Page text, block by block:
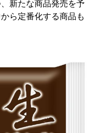
新たな商品発売を予
ら定番化する商品も